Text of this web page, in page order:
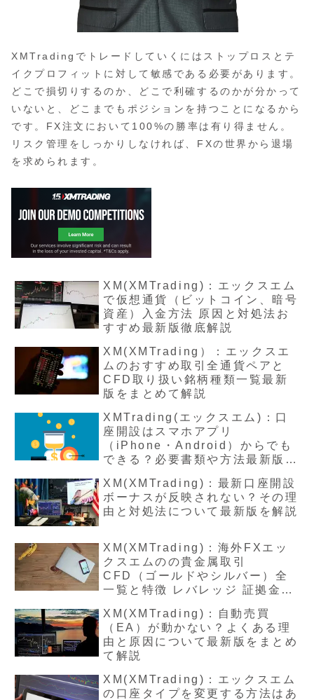
XMTradingでトレードしていくにはストップロスとテ
イクプロフィットに対して敏感である必要があります。
どこで損切りするのか、どこで利確するのかが分かって
いないと、どこまでもポジションを持つことになるから
です。FX注文において100%の勝率は有り得ません。
リスク管理をしっかりしなければ、FXの世界から退場
を求められます。
XM(XMTrading)：エックスエム
で仮想通貨（ビットコイン、暗号
資産）入金方法 原因と対処法お
すすめ最新版徹底解説
XM(XMTrading）：エックスエ
ムのおすすめ取引全通貨ペアと
CFD取り扱い銘柄種類一覧最新
版をまとめて解説
XMTrading(エックスエム)：口
座開設はスマホアプリ
（iPhone・Android）からでも
できる？必要書類や方法最新版を
XM(XMTrading)：最新口座開設
ボーナスが反映されない？その理
由と対処法について最新版を解説
XM(XMTrading)：海外FXエッ
クスエムのの貴金属取引
CFD（ゴールドやシルバー）全
一覧と特徴 レバレッジ 証拠金最
XM(XMTrading)：自動売買
（EA）が動かない？よくある理
由と原因について最新版をまとめ
て解説
XM(XMTrading)：エックスエム
の口座タイプを変更する方法はあ